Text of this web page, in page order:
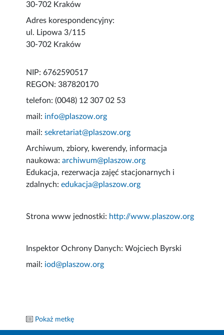
30-702 Kraków
Adres korespondencyjny:
ul. Lipowa 3/115
30-702 Kraków
NIP: 6762590517
REGON: 387820170
telefon: (0048) 12 307 02 53
mail: info@plaszow.org
mail:sekretariat@plaszow.org
Archiwum, zbiory, kwerendy, informacja
naukowa:archiwum@plaszow.org
Edukacja, rezerwacja zajęć stacjonarnych i
zdalnych:edukacja@plaszow.org
Strona www jednostki: http://www.plaszow.org
Inspektor Ochrony Danych: Wojciech Byrski
mail: iod@plaszow.org
Pokaż metkę